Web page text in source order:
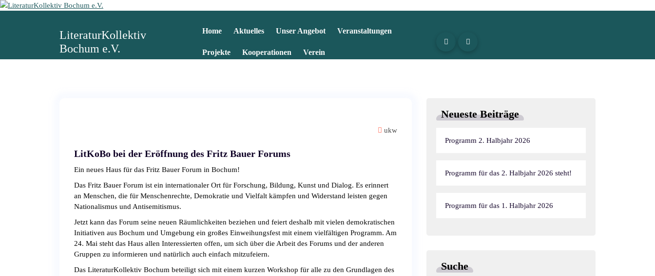
Z
h
LiteraturKollektiv
Bochum e.V.
Home Aktuelles Unser Angebot Veranstaltungen
Projekte Kooperationen Verein
ukw
LitKoBo bei der Eröffnung des Fritz Bauer Forums
Ein neues Haus für das Fritz Bauer Forum in Bochum!
Das Fritz Bauer Forum ist ein internationaler Ort für Forschung, Bildung, Kunst und Dialog. Es erinnert
an Menschen, die für Menschenrechte, Demokratie und Vielfalt kämpfen und Widerstand leisten gegen
Nationalismus und Antisemitismus.
Jetzt kann das Forum seine neuen Räumlichkeiten beziehen und feiert deshalb mit vielen demokratischen
Initiativen aus Bochum und Umgebung ein großes Einweihungsfest mit einem vielfältigen Programm. Am
24. Mai steht das Haus allen Interessierten offen, um sich über die Arbeit des Forums und der anderen
Gruppen zu informieren und natürlich auch einfach mitzufeiern.
Das LiteraturKollektiv Bochum beteiligt sich mit einem kurzen Workshop für alle zu den Grundlagen des
Neueste Beiträge
Programm 2. Halbjahr 2026
Programm für das 2. Halbjahr 2026 steht!
Programm für das 1. Halbjahr 2026
Suche